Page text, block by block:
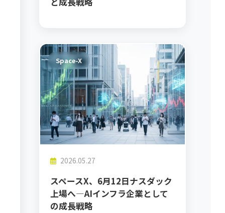
Space-X
2026.05.27
スペースX、6月12日ナスダック
上場へ―AIインフラ企業として
の成長戦略